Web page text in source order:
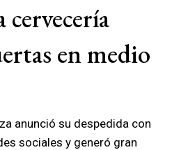
en medio
anunció su despedida con
sociales y generó gran